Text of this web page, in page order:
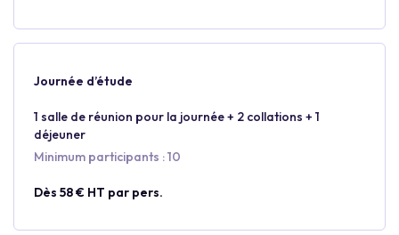
Journée d’étude
1 salle de réunion pour la journée + 2 collations + 1
déjeuner
Minimum participants : 10
Dès 58 € HT par pers.